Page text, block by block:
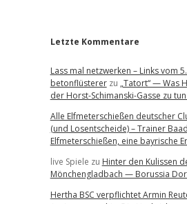
Letzte Kommentare
Lass mal netzwerken – Links vom
betonflüstererzu „Tatort“ — Was
der Horst-Schimanski-Gasse zu
Alle Elfmeterschießen deutscher
(und Losentscheide) – Trainer
Elfmeterschießen, eine bayrische
live Spiele zu Hinter den Kulissen
Mönchengladbach — Borussia
Hertha BSC verpflichtet Armin